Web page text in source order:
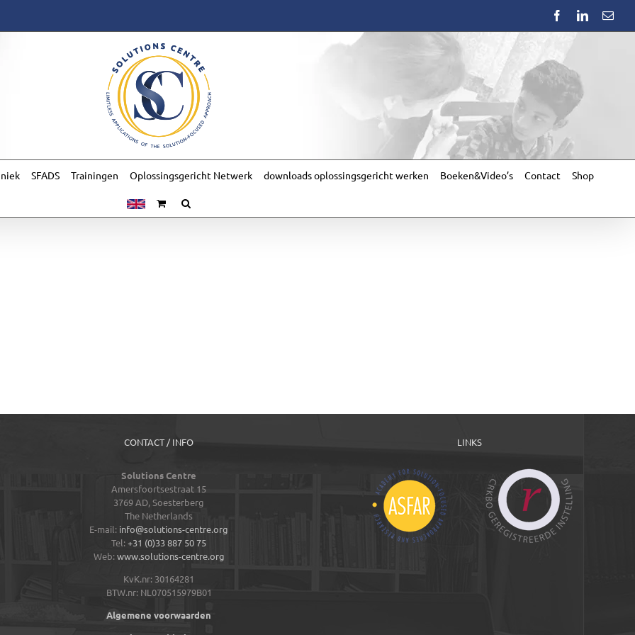
FacebookLinkedIn
SFADS Trainingen Oplossingsgericht Netwerk downloads oplossingsgericht werken Boeken&Video’s Contact Shop
CONTACT / INFO
Solutions Centre
Amersfoortsestraat 15
3769 AD,Soesterberg
The Netherlands
E-mail: info@solutions-centre.org
Tel:+31 (0)33 887 50 75
Web:www.solutions-centre.org
KvK.nr: 30164281
BTW.nr: NL070515979B01
Algemene voorwaarden
LINKS